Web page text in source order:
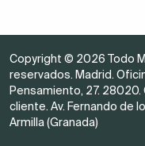
Copyright © 2026 Todo
reservados. Madrid.
Pensamiento, 27. 28020.
cliente. Av. Fernando de
Armilla (Granada)